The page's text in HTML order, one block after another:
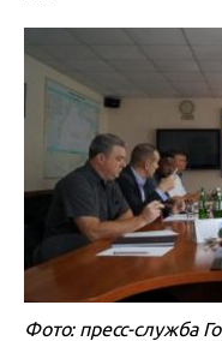
Фото: пресс-служба